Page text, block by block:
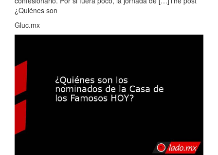
¿Quiénes son
Gluc.mx